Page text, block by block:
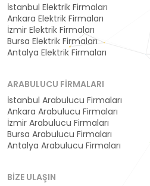
İstanbul Elektrik Firmaları
Ankara Elektrik Firmaları
İzmir Elektrik Firmaları
Bursa Elektrik Firmaları
Antalya Elektrik Firmaları
ARABULUCU FIRMALARI
İstanbul Arabulucu Firmaları
Ankara Arabulucu Firmaları
İzmir Arabulucu Firmaları
Bursa Arabulucu Firmaları
Antalya Arabulucu Firmaları
BIZE ULAŞIN